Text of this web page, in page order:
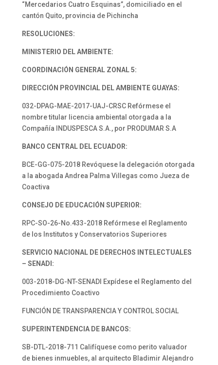
“Mercedarios Cuatro Esquinas”, domiciliado en el
cantón Quito, provincia de Pichincha
RESOLUCIONES:
MINISTERIO DEL AMBIENTE:
COORDINACIÓN GENERAL ZONAL 5:
DIRECCIÓN PROVINCIAL DEL AMBIENTE GUAYAS:
032-DPAG-MAE-2017-UAJ-CRSC Refórmese el
nombre titular licencia ambiental otorgada a la
Compañía INDUSPESCA S.A., por PRODUMAR S.A
BANCO CENTRAL DEL ECUADOR:
BCE-GG-075-2018 Revóquese la delegación otorgada
a la abogada Andrea Palma Villegas como Jueza de
Coactiva
CONSEJO DE EDUCACIÓN SUPERIOR:
RPC-SO-26-No.433-2018 Refórmese el Reglamento
de los Institutos y Conservatorios Superiores
SERVICIO NACIONAL DE DERECHOS INTELECTUALES
– SENADI:
003-2018-DG-NT-SENADI Expídese el Reglamento del
Procedimiento Coactivo
FUNCIÓN DE TRANSPARENCIA Y CONTROL SOCIAL
SUPERINTENDENCIA DE BANCOS:
SB-DTL-2018-711 Califíquese como perito valuador
de bienes inmuebles, al arquitecto Bladimir Alejandro